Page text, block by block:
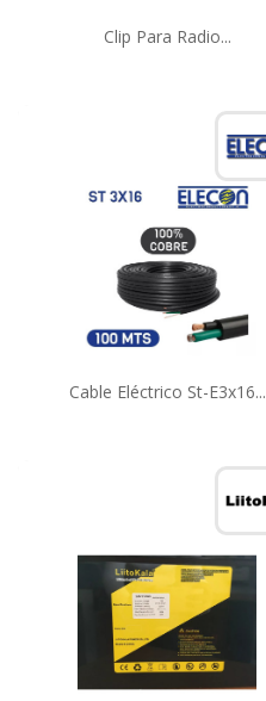
Clip Para Radio...
Cable Eléctrico St-E3x16...